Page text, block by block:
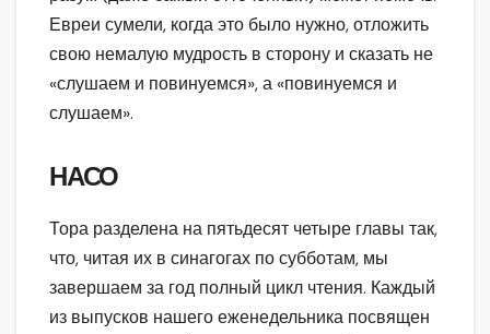
Евреи сумели, когда это было нужно, отложить
свою немалую мудрость в сторону и сказать не
«слушаем и повинуемся», а «повинуемся и
слушаем».
НАСО
Тора разделена на пятьдесят четыре главы так,
что, читая их в синагогах по субботам, мы
завершаем за год полный цикл чтения. Каждый
из выпусков нашего еженедельника посвящен